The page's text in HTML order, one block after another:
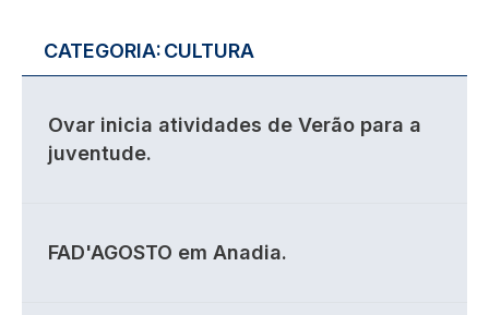
CATEGORIA:CULTURA
Ovar inicia atividades de Verão para a
juventude.
FAD'AGOSTO em Anadia.